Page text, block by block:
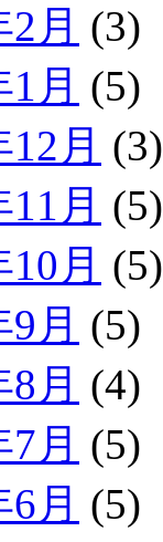
月 (3)
月 (5)
月 (3)
月 (5)
月 (5)
月 (5)
月 (4)
月 (5)
月 (5)